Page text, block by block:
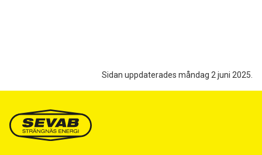
Sidan uppdaterades måndag 2 juni 2025.